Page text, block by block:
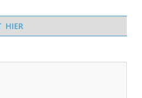
HIER